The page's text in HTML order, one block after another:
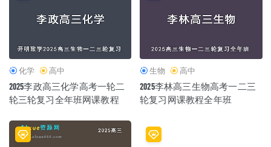
化学 高中
2025李政高三化学高考一轮二
轮三轮复习全年班网课教程
生物 高中
2025李林高三生物高考一二三
轮复习网课教程全年班